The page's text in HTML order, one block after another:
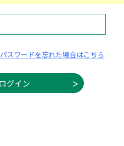
パスワードを忘れた場合はこちら